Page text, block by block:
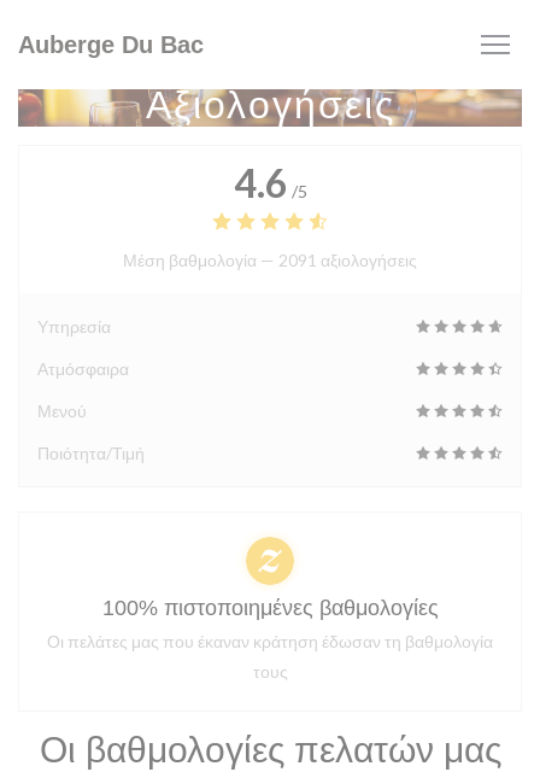
Auberge Du Bac
Αξιολογήσεις
Οι βαθμολογίες πελατών μας
4.6 /5
Μέση βαθμολογία — 2091 αξιολογήσεις
Υπηρεσία
Ατμόσφαιρα
Μενού
Ποιότητα/Τιμή
100% πιστοποιημένες βαθμολογίες
Οι πελάτες μας που έκαναν κράτηση έδωσαν τη βαθμολογία
τους